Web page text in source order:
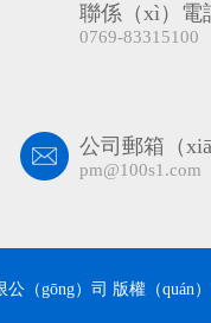
聯係（xì）電
0769-83315100
公司郵箱（
pm@100s1.com
（gōng）司 版權（quán